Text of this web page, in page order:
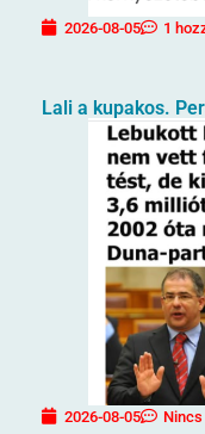
2026-08-05 1
Lali a kupakos.
2026-08-05